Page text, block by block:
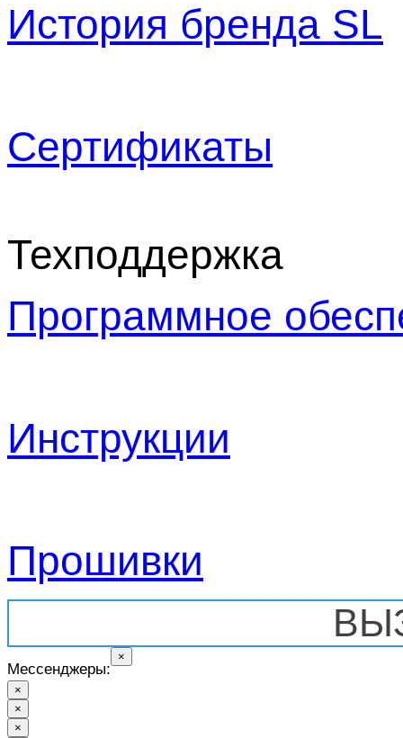
История бренда SL
Сертификаты
Техподдержка
Программное
Инструкции
Прошивки
Мессенджеры:
×
×
×
×